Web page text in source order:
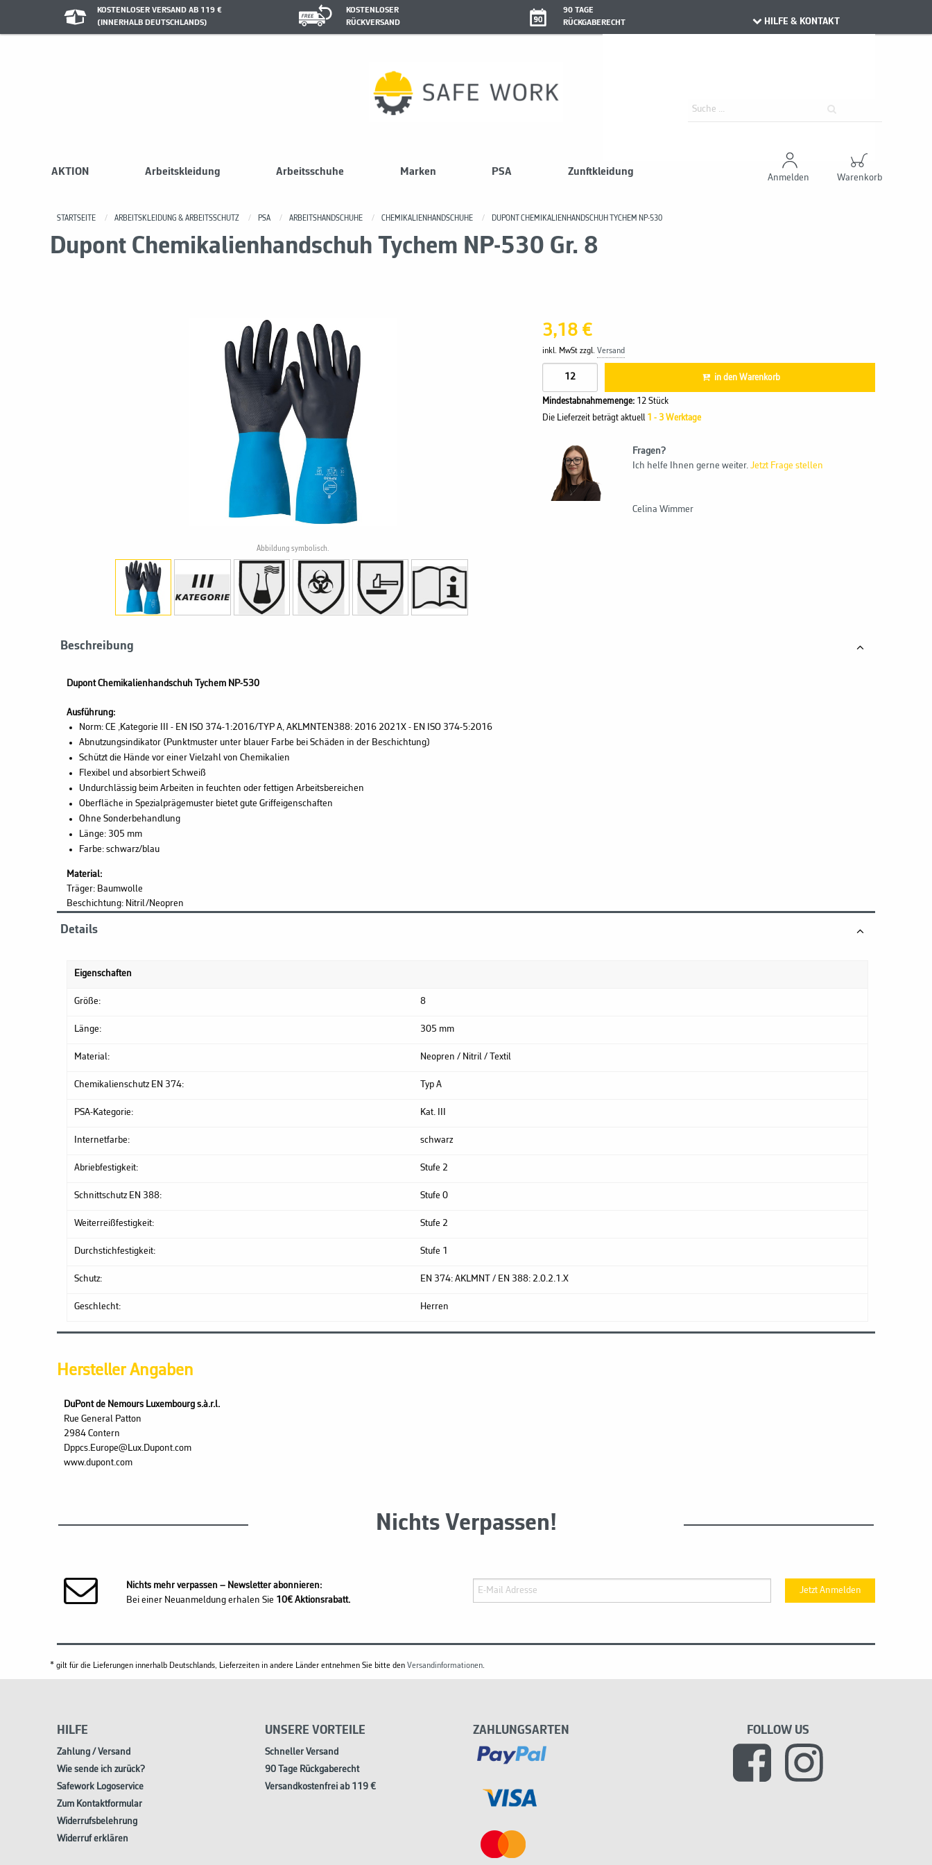
KOSTENLOSER VERSAND AB 119 €
(INNERHALB DEUTSCHLANDS)
KOSTENLOSER
RÜCKVERSAND
90 TAGE
RÜCKGABERECHT
HILFE & KONTAKT
AKTION Arbeitskleidung Arbeitsschuhe Marken PSA Zunftkleidung
Anmelden Warenkorb
STARTSEITE ARBEITSKLEIDUNG & ARBEITSSCHUTZ PSA ARBEITSHANDSCHUHE CHEMIKALIENHANDSCHUHE DUPONT CHEMIKALIENHANDSCHUH TYCHEM NP-530
Dupont Chemikalienhandschuh Tychem NP-530 Gr. 8
Abbildung symbolisch.
3,18 €
inkl. MwSt zzgl. Versand
in den Warenkorb
Mindestabnahmemenge: 12 Stück
Die Lieferzeit beträgt aktuell 1 - 3 Werktage
Fragen?
Ich helfe Ihnen gerne weiter. Jetzt Frage stellen
Celina Wimmer
Beschreibung
Dupont Chemikalienhandschuh Tychem NP-530
Ausführung:
Norm: CE ,Kategorie III - EN ISO 374-1:2016/TYP A, AKLMNTEN388: 2016 2021X - EN ISO 374-5:2016
Abnutzungsindikator (Punktmuster unter blauer Farbe bei Schäden in der Beschichtung)
Schützt die Hände vor einer Vielzahl von Chemikalien
Flexibel und absorbiert Schweiß
Undurchlässig beim Arbeiten in feuchten oder fettigen Arbeitsbereichen
Oberfläche in Spezialprägemuster bietet gute Griffeigenschaften
Ohne Sonderbehandlung
Länge: 305 mm
Farbe: schwarz/blau
Material:
Träger: Baumwolle
Beschichtung: Nitril/Neopren
Details
Eigenschaften
Größe: 8
Länge: 305 mm
Material: Neopren / Nitril / Textil
Chemikalienschutz EN 374: Typ A
PSA-Kategorie: Kat. III
Internetfarbe: schwarz
Abriebfestigkeit: Stufe 2
Schnittschutz EN 388: Stufe 0
Weiterreißfestigkeit: Stufe 2
Durchstichfestigkeit: Stufe 1
Schutz: EN 374: AKLMNT / EN 388: 2.0.2.1.X
Geschlecht: Herren
Hersteller Angaben
DuPont de Nemours Luxembourg s.à.r.l.
Rue General Patton
2984 Contern
Dppcs.Europe@Lux.Dupont.com
www.dupont.com
Nichts Verpassen!
Nichts mehr verpassen – Newsletter abonnieren:
Bei einer Neuanmeldung erhalen Sie 10€ Aktionsrabatt.
Jetzt Anmelden
* gilt für die Lieferungen innerhalb Deutschlands, Lieferzeiten in andere Länder entnehmen Sie bitte den Versandinformationen.
HILFE
Zahlung / Versand
Wie sende ich zurück?
Safework Logoservice
Zum Kontaktformular
Widerrufsbelehrung
Widerruf erklären
UNSERE VORTEILE
Schneller Versand
90 Tage Rückgaberecht
Versandkostenfrei ab 119 €
FOLLOW US
ZAHLUNGSARTEN